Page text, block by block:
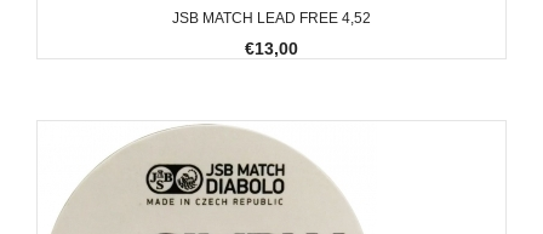
JSB MATCH LEAD FREE 4,52
€13,00